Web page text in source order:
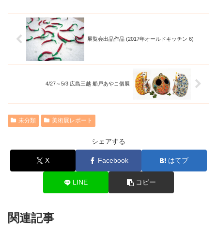
展覧会出品作品 (2017年オールドキッチン 6)
4/27～5/3 広島三越 船戸あやこ個展
未分類 美術展レポート
シェアする
X Facebook はてブ
LINE コピー
関連記事